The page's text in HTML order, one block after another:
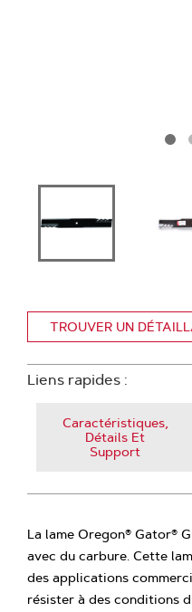
TROUVER UN
Liens rapides :
Caractéristiques,
Détails Et
Support
La lame Oregon® Gator®
avec du carbure. Cette
des applications
résister à des conditions